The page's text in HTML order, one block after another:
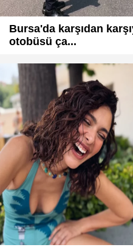
Bursa'da karşıdan
otobüsü ça...